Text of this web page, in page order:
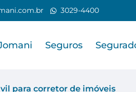
3029-4400
Seguros
para corretor de imóveis